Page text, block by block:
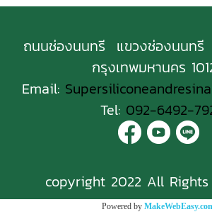
ถนนช่องนนทรี แขวงช่องนนทรี
กรุงเทพมหานคร
Email:
Tel: 092-6492-
copyright 2022 All Rights
Powered by